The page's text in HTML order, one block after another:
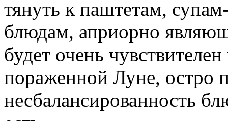
тянуть к паштетам,
блюдам, априорно
будет очень
пораженной Луне, остро
несбалансированность